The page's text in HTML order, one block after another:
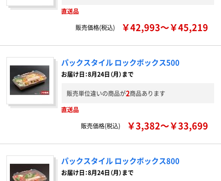
直送品
販売価格(税込)
￥42,993～￥45,219
パックスタイル ロックボックス500
お届け日：8月24日（月）まで
販売単位違いの商品が2商品あります
直送品
販売価格(税込)
￥3,382～￥33,699
パックスタイル ロックボックス800
お届け日：8月24日（月）まで